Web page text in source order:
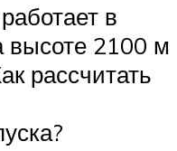
в
высоте 2100 м
рассчитать